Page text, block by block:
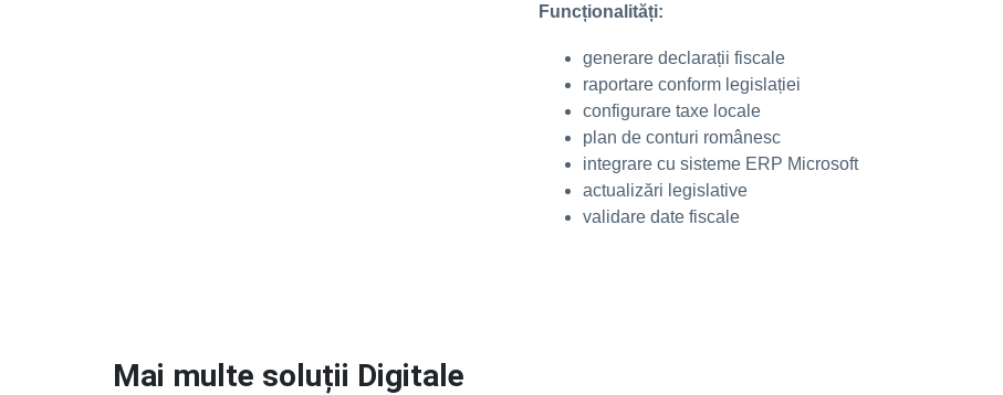
Funcționalități:
generare declarații fiscale
raportare conform legislației
configurare taxe locale
plan de conturi românesc
integrare cu sisteme ERP Microsoft
actualizări legislative
validare date fiscale
Mai multe soluții Digitale